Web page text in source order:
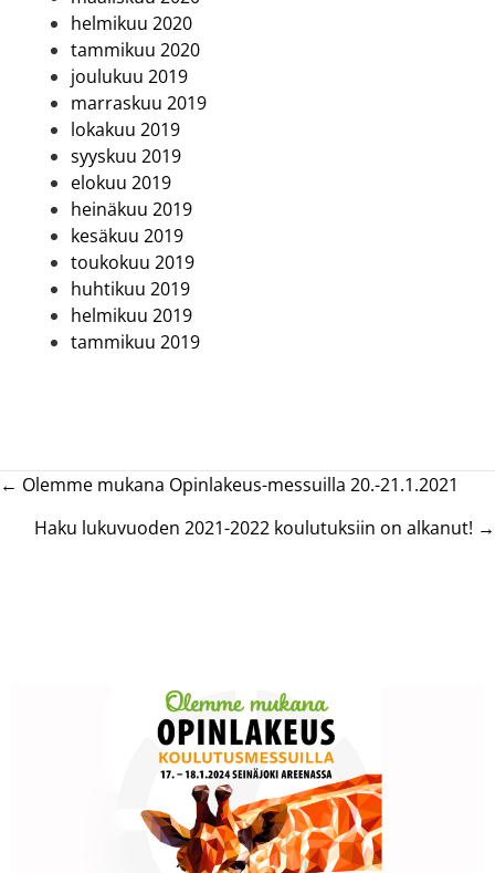
helmikuu 2020
tammikuu 2020
joulukuu 2019
marraskuu 2019
lokakuu 2019
syyskuu 2019
elokuu 2019
heinäkuu 2019
kesäkuu 2019
toukokuu 2019
huhtikuu 2019
helmikuu 2019
tammikuu 2019
Posts
navigation
← Olemme mukana Opinlakeus-messuilla 20.-21.1.2021
Haku lukuvuoden 2021-2022 koulutuksiin on alkanut! →